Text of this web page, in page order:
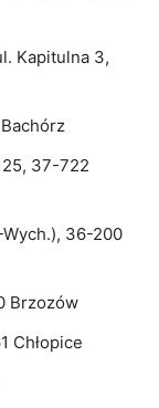
Kapitulna 3,
37-722
Wych.), 36-200
Brzozów
Chłopice